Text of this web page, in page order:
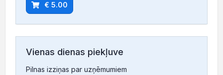
€ 5.00
Vienas dienas piekļuve
Pilnas izziņas par uzņēmumiem